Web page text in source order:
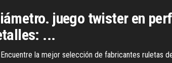
juego twister en
...
Encuentre la mejor selección de fabricantes ruletas